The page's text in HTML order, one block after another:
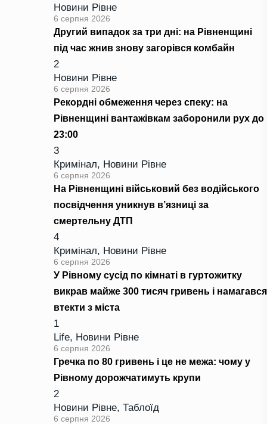
Новини Рівне
6 серпня 2026
Другий випадок за три дні: на Рівненщині
під час жнив знову загорівся комбайн
2
Новини Рівне
6 серпня 2026
Рекордні обмеження через спеку: на
Рівненщині вантажівкам заборонили рух до
23:00
3
Кримінал, Новини Рівне
6 серпня 2026
На Рівненщині військовий без водійського
посвідчення уникнув в’язниці за
смертельну ДТП
4
Кримінал, Новини Рівне
6 серпня 2026
У Рівному сусід по кімнаті в гуртожитку
викрав майже 300 тисяч гривень і намагався
втекти з міста
1
Life, Новини Рівне
6 серпня 2026
Гречка по 80 гривень і це не межа: чому у
Рівному дорожчатимуть крупи
2
Новини Рівне, Таблоїд
6 серпня 2026